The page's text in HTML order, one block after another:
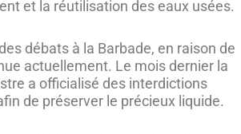
et la réutilisation des eaux usées.
débats à la Barbade, en raison de
actuellement. Le mois dernier la
a officialisé des interdictions
de préserver le précieux liquide.